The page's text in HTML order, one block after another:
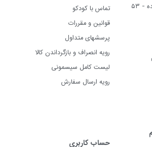
۵۳
تماس با کودکو
قوانین و مقررات
پرسشهای متداول
رویه انصراف و بازگرداندن کالا
لیست کامل سیسمونی
رویه ارسال سفارش
حساب کاربری